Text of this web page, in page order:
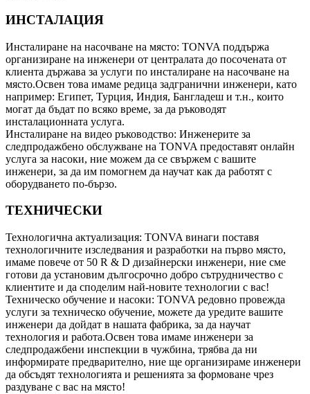
ИНСТАЛАЦИЯ
Инсталиране на насочване на място: TONVA поддържа
организиране на инженери от централата до посочената от
клиента държава за услуги по инсталиране на насочване на
място.Освен това имаме редица задгранични инженери, като
например: Египет, Турция, Индия, Бангладеш и т.н., които
могат да бъдат по всяко време, за да ръководят
инсталационната услуга.
Инсталиране на видео ръководство: Инженерите за
следпродажбено обслужване на TONVA предоставят онлайн
услуга за насоки, ние можем да се свържем с вашите
инженери, за да им помогнем да научат как да работят с
оборудването по-бързо.
ТЕХНИЧЕСКИ
Технологична актуализация: TONVA винаги поставя
технологичните изследвания и разработки на първо място,
имаме повече от 50 R & D дизайнерски инженери, ние сме
готови да установим дългосрочно добро сътрудничество с
клиентите и да споделим най-новите технологии с вас!
Техническо обучение и насоки: TONVA редовно провежда
услуги за техническо обучение, можете да уредите вашите
инженери да дойдат в нашата фабрика, за да научат
технология и работа.Освен това имаме инженери за
следпродажбени инспекции в чужбина, трябва да ни
информирате предварително, ние ще организираме инженери
да обсъдят технологията и решенията за формоване чрез
раздуване с вас на място!